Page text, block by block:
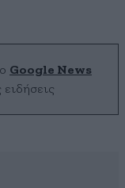
Google News